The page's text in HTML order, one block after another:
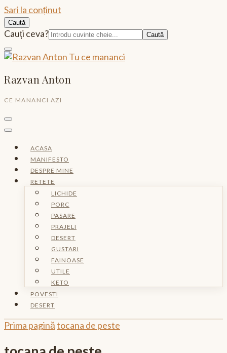
Sari la conținut
Caută
Caută:
Cauți ceva?
Razvan Anton
CE MANANCI AZI
ACASA
MANIFESTO
DESPRE MINE
RETETE
LICHIDE
PORC
PASARE
PRAJELI
DESERT
GUSTARI
FAINOASE
UTILE
KETO
POVESTI
DESERT
Prima paginătocana de peste